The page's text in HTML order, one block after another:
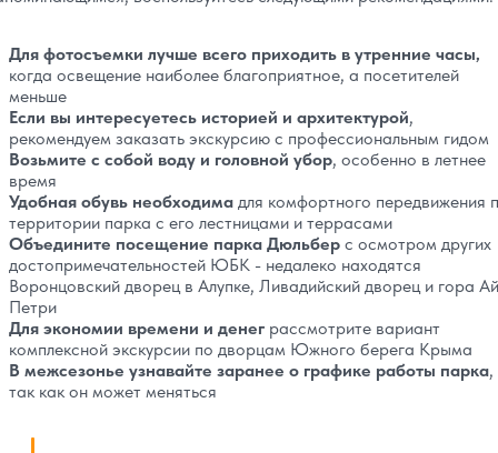
Для фотосъемки лучше всего приходить в утренние часы,
когда освещение наиболее благоприятное, а посетителей
меньше
Если вы интересуетесь историей и архитектурой,
рекомендуем заказать экскурсию с профессиональным гидом
Возьмите с собой воду и головной убор, особенно в летнее
время
Удобная обувь необходима для комфортного передвижения
территории парка с его лестницами и террасами
Объедините посещение парка Дюльбер с осмотром других
достопримечательностей ЮБК - недалеко находятся
Воронцовский дворец в Алупке, Ливадийский дворец и гора
Петри
Для экономии времени и денег рассмотрите вариант
комплексной экскурсии по дворцам Южного берега Крыма
В межсезонье узнавайте заранее о графике работы парка,
так как он может меняться